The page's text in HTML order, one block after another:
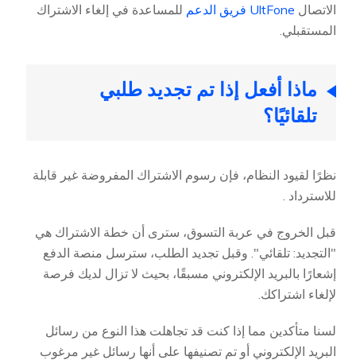
الاتصال UltFone فريق الدعم
للمساعدة في إلغاء الاشتراك
المستقبلي.
ماذا أفعل إذا تم تجديد طلبي
تلقائيًا؟
نظرًا لقيود النظام، فإن رسوم الاشتراك المفروضة غير قابلة
للاسترداد .
قبل الخروج في عربة التسوق، سترى أن خطة الاشتراك هي
"التجديد: تلقائي". وقبل تجديد الطلب، سترسل منصة الدفع
إشعارًا بالبريد الإلكتروني مسبقًا، بحيث لا تزال لديك فرصة
لإلغاء اشتراكك.
لسنا متأكدين مما إذا كنت قد تجاهلت هذا النوع من رسائل
البريد الإلكتروني أو تم تصنيفها على أنها رسائل غير مرغوب